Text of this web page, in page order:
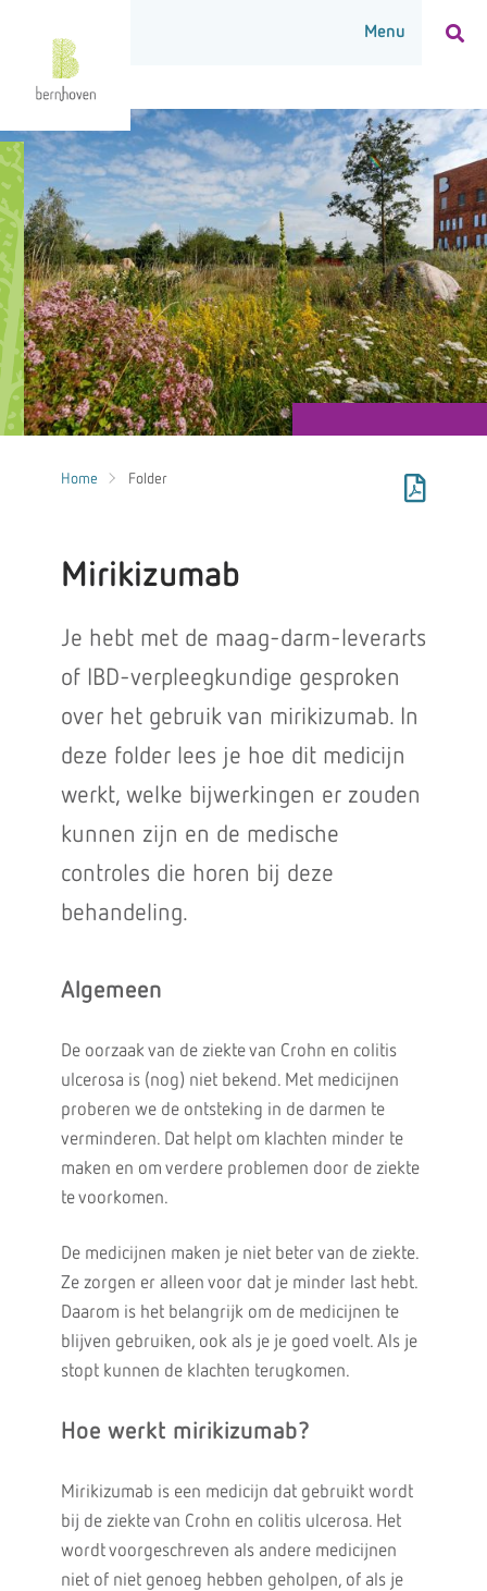
Home Folder
Mirikizumab
Je hebt met de maag-darm-leverarts
of IBD-verpleegkundige gesproken
over het gebruik van mirikizumab. In
deze folder lees je hoe dit medicijn
werkt, welke bijwerkingen er zouden
kunnen zijn en de medische
controles die horen bij deze
behandeling.
Algemeen
De oorzaak van de ziekte van Crohn en colitis
ulcerosa is (nog) niet bekend. Met medicijnen
proberen we de ontsteking in de darmen te
verminderen. Dat helpt om klachten minder te
maken en om verdere problemen door de ziekte
te voorkomen.
De medicijnen maken je niet beter van de ziekte.
Ze zorgen er alleen voor dat je minder last hebt.
Daarom is het belangrijk om de medicijnen te
blijven gebruiken, ook als je je goed voelt. Als je
stopt kunnen de klachten terugkomen.
Hoe werkt mirikizumab?
Mirikizumab is een medicijn dat gebruikt wordt
bij de ziekte van Crohn en colitis ulcerosa. Het
wordt voorgeschreven als andere medicijnen
niet of niet genoeg hebben geholpen, of als je